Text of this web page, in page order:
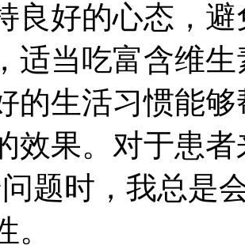
良好的心态，
适当吃富含维
的生活习惯能
效果。对于患
题时，我总是